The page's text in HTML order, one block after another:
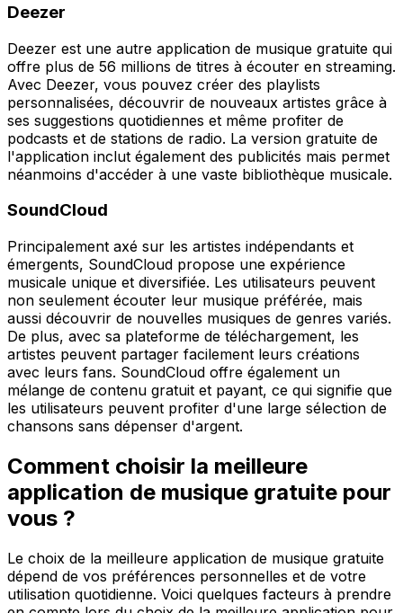
Deezer
Deezer est une autre application de musique gratuite qui
offre plus de 56 millions de titres à écouter en streaming.
Avec Deezer, vous pouvez créer des playlists
personnalisées, découvrir de nouveaux artistes grâce à
ses suggestions quotidiennes et même profiter de
podcasts et de stations de radio. La version gratuite de
l'application inclut également des publicités mais permet
néanmoins d'accéder à une vaste bibliothèque musicale.
SoundCloud
Principalement axé sur les artistes indépendants et
émergents, SoundCloud propose une expérience
musicale unique et diversifiée. Les utilisateurs peuvent
non seulement écouter leur musique préférée, mais
aussi découvrir de nouvelles musiques de genres variés.
De plus, avec sa plateforme de téléchargement, les
artistes peuvent partager facilement leurs créations
avec leurs fans. SoundCloud offre également un
mélange de contenu gratuit et payant, ce qui signifie que
les utilisateurs peuvent profiter d'une large sélection de
chansons sans dépenser d'argent.
Comment choisir la meilleure
application de musique gratuite pour
vous ?
Le choix de la meilleure application de musique gratuite
dépend de vos préférences personnelles et de votre
utilisation quotidienne. Voici quelques facteurs à prendre